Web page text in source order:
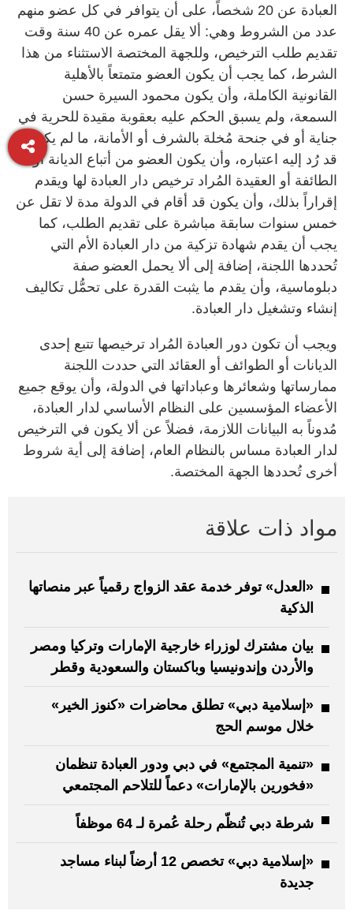
العبادة عن 20 شخصاً، على أن يتوافر في كل عضو منهم
عدد من الشروط وهي: ألا يقل عمره عن 40 سنة وقت
تقديم طلب الترخيص، وللجهة المختصة الاستثناء من هذا
الشرط، كما يجب أن يكون العضو متمتعاً بالأهلية
القانونية الكاملة، وأن يكون محمود السيرة حسن
السمعة، ولم يسبق الحكم عليه بعقوبة مقيدة للحرية في
جناية أو في جنحة مُخلة بالشرف أو الأمانة، ما لم يكن
قد رُد إليه اعتباره، وأن يكون العضو من أتباع الديانة أو
الطائفة أو العقيدة المُراد ترخيص دار العبادة لها ويقدم
إقراراً بذلك، وأن يكون قد أقام في الدولة مدة لا تقل عن
خمس سنوات سابقة مباشرة على تقديم الطلب، كما
يجب أن يقدم شهادة تزكية من دار العبادة الأم التي
تُحددها اللجنة، إضافة إلى ألا يحمل العضو صفة
دبلوماسية، وأن يقدم ما يثبت القدرة على تحمُّل تكاليف
إنشاء وتشغيل دار العبادة.
ويجب أن تكون دور العبادة المُراد ترخيصها تتبع إحدى
الديانات أو الطوائف أو العقائد التي حددت اللجنة
ممارساتها وشعائرها وعباداتها في الدولة، وأن يوقع جميع
الأعضاء المؤسسين على النظام الأساسي لدار العبادة،
مُدوناً به البيانات اللازمة، فضلاً عن ألا يكون في الترخيص
لدار العبادة مساس بالنظام العام، إضافة إلى أية شروط
أخرى تُحددها الجهة المختصة.
مواد ذات علاقة
«العدل» توفر خدمة عقد الزواج رقمياً عبر منصاتها
الذكية
بيان مشترك لوزراء خارجية الإمارات وتركيا ومصر
والأردن وإندونيسيا وباكستان والسعودية وقطر
«إسلامية دبي» تطلق محاضرات «كنوز الخير»
خلال موسم الحج
«تنمية المجتمع» في دبي ودور العبادة تنظمان
«فخورين بالإمارات» دعماً للتلاحم المجتمعي
شرطة دبي تُنظّم رحلة عُمرة لـ 64 موظفاً
«إسلامية دبي» تخصص 12 أرضاً لبناء مساجد
جديدة